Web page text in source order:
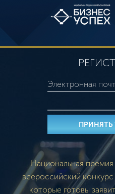
Национальная
всероссийский
которые готовы